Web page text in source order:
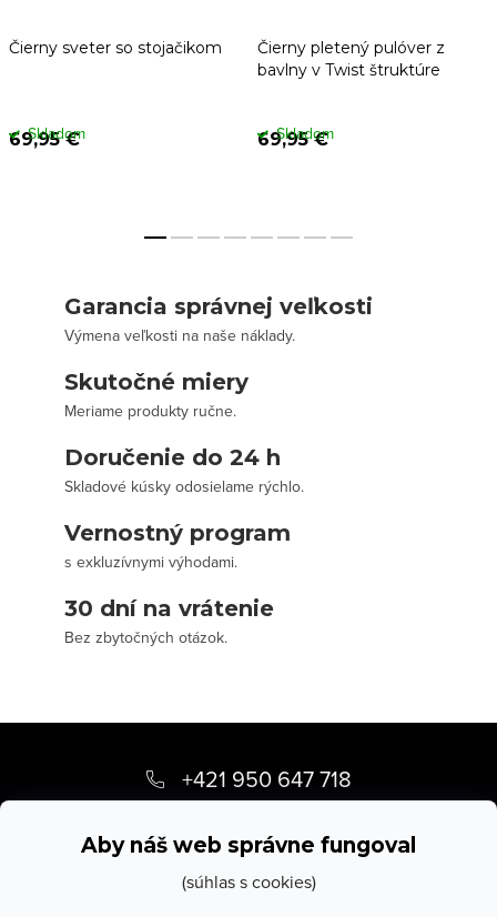
Aby náš web správne fungoval
(súhlas s cookies)
Čierny sveter so stojačikom
69,95 €
Skladom
Čierny pletený pulóver z
bavlny v Twist štruktúre
69,95 €
Skladom
Garancia správnej veľkosti
Výmena veľkosti na naše náklady.
Skutočné miery
Meriame produkty ručne.
Doručenie do 24 h
Skladové kúsky odosielame rýchlo.
Vernostný program
s exkluzívnymi výhodami.
30 dní na vrátenie
Bez zbytočných otázok.
p
+421 950 647 718